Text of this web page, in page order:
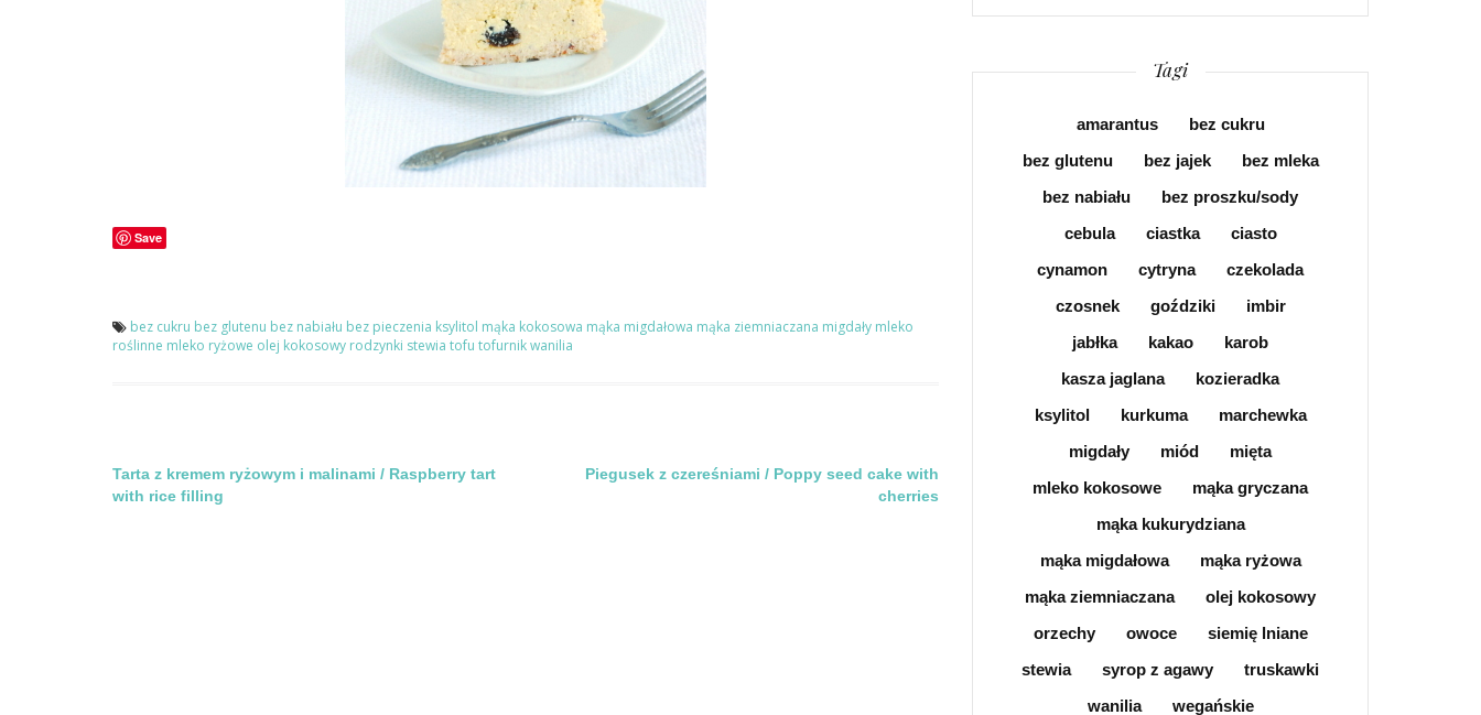
Save
bez cukru bez glutenu bez nabiału bez pieczenia ksylitol mąka kokosowa mąka migdałowa mąka ziemniaczana migdały mleko
roślinne mleko ryżowe olej kokosowy rodzynki stewia tofu tofurnikwanilia
Nawigacja
Tarta z kremem ryżowym i malinami / Raspberry tart
with rice filling
Piegusek z czereśniami / Poppy seed cake with
cherries
Tagi
amarantus
bez cukru
bez glutenu
bez jajek
bez mleka
bez nabiału
bez proszku/sody
cebula
ciastka
ciasto
cynamon
cytryna
czekolada
czosnek
goździki
imbir
jabłka
kakao
karob
kasza jaglana
kozieradka
ksylitol
kurkuma
marchewka
migdały
miód
mięta
mleko kokosowe
mąka gryczana
mąka kukurydziana
mąka migdałowa
mąka ryżowa
mąka ziemniaczana
olej kokosowy
orzechy
owoce
siemię lniane
stewia
syrop z agawy
truskawki
wanilia
wegańskie